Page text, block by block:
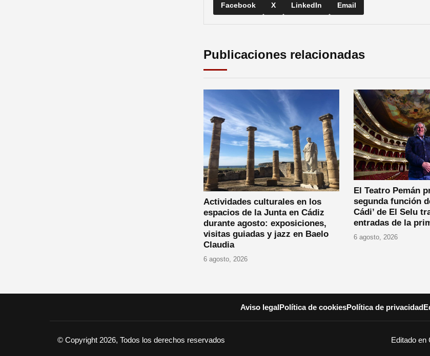
Facebook X LinkedIn Email
Publicaciones relacionadas
Actividades culturales en los
espacios de la Junta en Cádiz
durante agosto: exposiciones,
visitas guiadas y jazz en Baelo
Claudia
6 agosto, 2026
El Teatro Pemán
segunda función
Cádi’ de El Selu
entradas de la
6 agosto, 2026
Aviso legalPolítica de cookiesPolítica de privacidad
© Copyright 2026, Todos los derechos reservados Editado en